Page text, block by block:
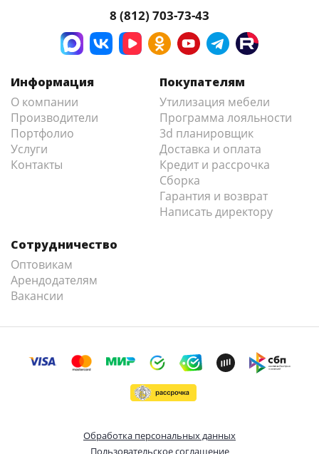
8 (812) 703-73-43
Информация
О компании
Производители
Портфолио
Услуги
Контакты
Покупателям
Утилизация мебели
Программа лояльности
3d планировщик
Доставка и оплата
Кредит и рассрочка
Сборка
Гарантия и возврат
Написать директору
Сотрудничество
Оптовикам
Арендодателям
Вакансии
Обработка персональных данных
Пользовательское соглашение